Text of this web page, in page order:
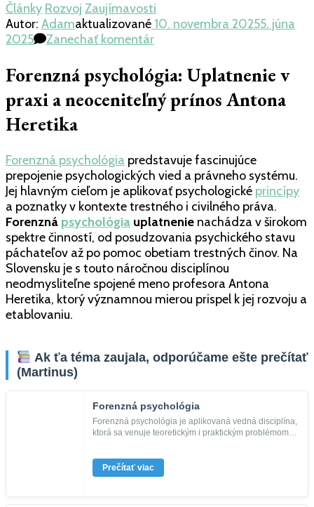
Články Rozvoj Zaujímavosti
Autor: Adamaktualizované 10. novembra 20255. júna
2025
Zanechať komentárk
Forenzná
psychológia:
Uplatnenie
a
Heretika
Forenzná psychológia: Uplatnenie v
praxi a neoceniteľný prínos Antona
Heretika
Forenzná psychológia predstavuje fascinujúce
prepojenie psychologických vied a právneho systému.
Jej hlavným cieľom je aplikovať psychologické princípy
a poznatky v kontexte trestného i civilného práva.
Forenzná psychológia uplatnenie nachádza v širokom
spektre činností, od posudzovania psychického stavu
páchateľov až po pomoc obetiam trestných činov. Na
Slovensku je s touto náročnou disciplínou
neodmysliteľne spojené meno profesora Antona
Heretika, ktorý významnou mierou prispel k jej rozvoju a
etablovaniu.
Ak ťa téma zaujala, odporúčame ešte prečítať
(Martinus)
Forenzná psychológia
Forenzná psychológia je aplikovaná vedná disciplína,
ktorá sa venuje teoretickým i praktickým problémom
Prečítať viac